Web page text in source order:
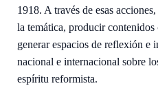
1918. A través de esas
la temática, producir
generar espacios de reflexión e
nacional e internacional sobre
espíritu reformista.